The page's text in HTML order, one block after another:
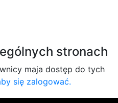
stronach
maja dostęp do tych
się zalogować.